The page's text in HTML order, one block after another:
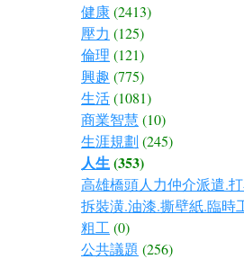
健康(2413)
壓力 (125)
倫理 (121)
興趣 (775)
生活(1081)
商業智慧 (10)
生涯規劃 (245)
人生(353)
高雄橋頭人力仲介派遣.
拆裝潢.油漆.撕壁紙.臨時
粗工 (0)
公共議題 (256)